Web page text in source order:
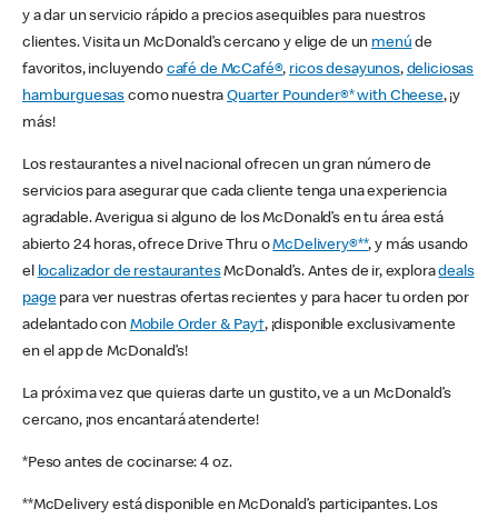
y a dar un servicio rápido a precios asequibles para nuestros
clientes. Visita un McDonald’s cercano y elige de un menú de
favoritos, incluyendo café de McCafé®, ricos desayunos, deliciosas
hamburguesas como nuestraQuarter Pounder®* with Cheese, ¡y
más!
Los restaurantes a nivel nacional ofrecen un gran número de
servicios para asegurar que cada cliente tenga una experiencia
agradable. Averigua si alguno de los McDonald’s en tu área está
abierto 24 horas, ofrece Drive Thru oMcDelivery®**, y más usando
el localizador de restaurantesMcDonald’s. Antes de ir, exploradeals
pagepara ver nuestras ofertas recientes y para hacer tu orden por
adelantado con Mobile Order & Pay†, ¡disponible exclusivamente
en el app de McDonald’s!
La próxima vez que quieras darte un gustito, ve a un McDonald’s
cercano, ¡nos encantará atenderte!
*Peso antes de cocinarse: 4 oz.
**McDelivery está disponible en McDonald’s participantes. Los